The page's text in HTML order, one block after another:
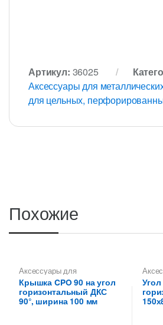
Артикул: 36025
Аксессуары для
для цельных,
Похожие
Аксессуары для
металлических лотков
Крышки на повороты,
ответвители
Крышка CPO 90 на угол
горизонтальный ДКС
90°, ширина 100 мм
для
Угол